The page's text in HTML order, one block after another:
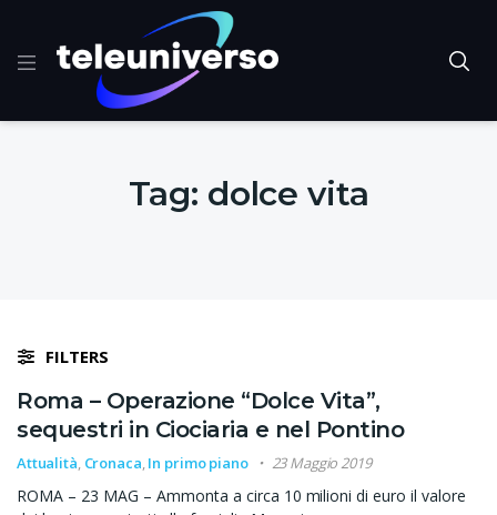
Tag: dolce vita
FILTERS
Roma – Operazione “Dolce Vita”,
sequestri in Ciociaria e nel Pontino
Attualità, Cronaca,In primo piano 23 Maggio 2019
ROMA – 23 MAG – Ammonta a circa 10 milioni di euro il valore